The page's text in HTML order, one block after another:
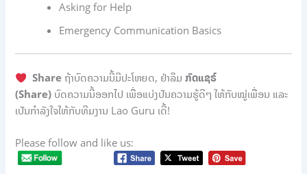
Asking for Help
Emergency Communication Basics
Share ຖ້າບົດຄວາມນີ້ມີປະໂຫຍດ, ຢ່າລືມກົດແຊຣ໌
(Share) ບົດຄວາມນີ້ອອກໄປ ເພື່ອແບ່ງປັນຄວາມຮູ້ດີໆ ໃຫ້ກັບໝູ່ເພື່ອນ ແລະ
ເປັນກຳລັງໃຈໃຫ້ກັບທີມງານ Lao Guru ເດີ້!
Please follow and like us: